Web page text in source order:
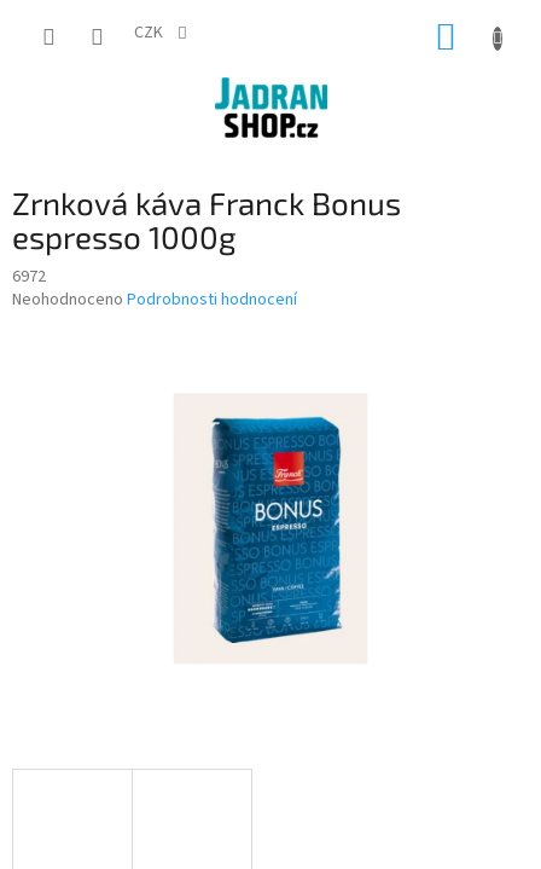
CZK
Zrnková káva Franck Bonus
espresso 1000g
6972
Průměrné
Neohodnoceno Podrobnosti hodnocení